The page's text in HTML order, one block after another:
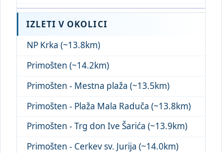
IZLETI V OKOLICI
NP Krka (~13.8km)
Primošten (~14.2km)
Primošten - Mestna plaža (~13.5km)
Primošten - Plaža Mala Raduča (~13.8km)
Primošten - Trg don Ive Šarića (~13.9km)
Primošten - Cerkev sv. Jurija (~14.0km)